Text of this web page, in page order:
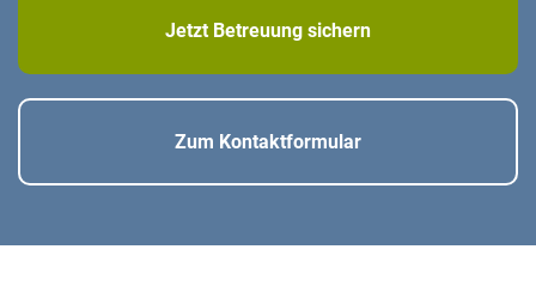
Jetzt Betreuung sichern
Zum Kontaktformular